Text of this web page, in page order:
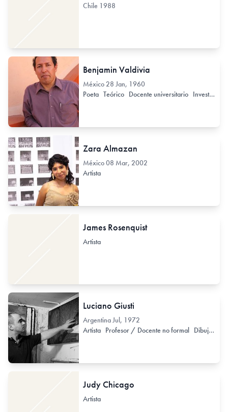
Chile 1988
Benjamin Valdivia
México28 Jan, 1960
Poeta Teórico Docente universitario Investigador de Arte Contemporáneo
Zara Almazan
México08 Mar, 2002
Artista
James Rosenquist
Artista
Luciano Giusti
ArgentinaJul, 1972
Artista Profesor / Docente no formal Dibujante
Judy Chicago
Artista